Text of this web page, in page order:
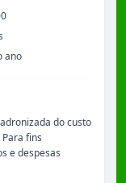
ano
do custo
fins
e despesas